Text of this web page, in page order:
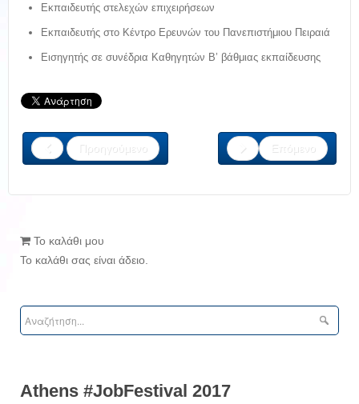
Εκπαιδευτής στελεχών επιχειρήσεων
Εκπαιδευτής στο Κέντρο Ερευνών του Πανεπιστήμιου Πειραιά
Εισηγητής σε συνέδρια Καθηγητών Β’ βάθμιας εκπαίδευσης
Προηγούμενο Επόμενο
Το καλάθι μου
Το καλάθι σας είναι άδειο.
Athens #JobFestival 2017